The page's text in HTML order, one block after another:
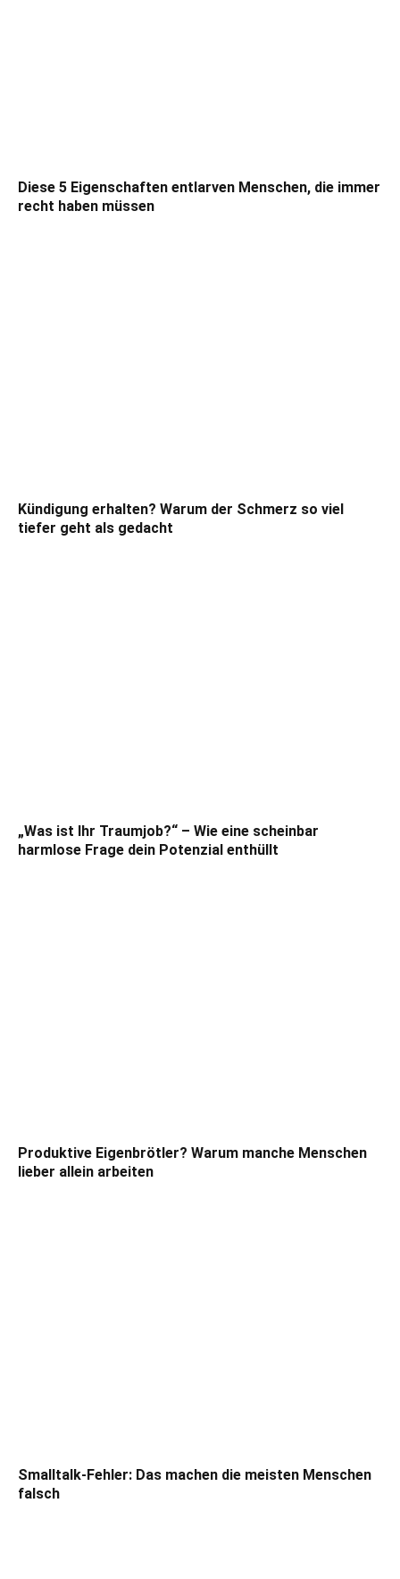
Diese 5 Eigenschaften entlarven Menschen, die immer
recht haben müssen
Kündigung erhalten? Warum der Schmerz so viel
tiefer geht als gedacht
„Was ist Ihr Traumjob?“ – Wie eine scheinbar
harmlose Frage dein Potenzial enthüllt
Produktive Eigenbrötler? Warum manche Menschen
lieber allein arbeiten
Smalltalk-Fehler: Das machen die meisten Menschen
falsch